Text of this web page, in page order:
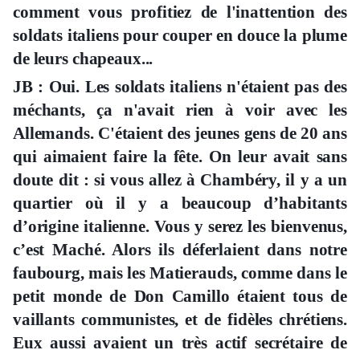
comment vous profitiez de l'inattention des
soldats italiens pour couper en douce la plume
de leurs chapeaux...
JB : Oui. Les soldats italiens n'étaient pas des
méchants, ça n'avait rien à voir avec les
Allemands. C'étaient des jeunes gens de 20 ans
qui aimaient faire la fête. On leur avait sans
doute dit : si vous allez à Chambéry, il y a un
quartier où il y a beaucoup d’habitants
d’origine italienne. Vous y serez les bienvenus,
c’est Maché. Alors ils déferlaient dans notre
faubourg, mais les Matierauds, comme dans le
petit monde de Don Camillo étaient tous de
vaillants communistes, et de fidèles chrétiens.
Eux aussi avaient un très actif secrétaire de